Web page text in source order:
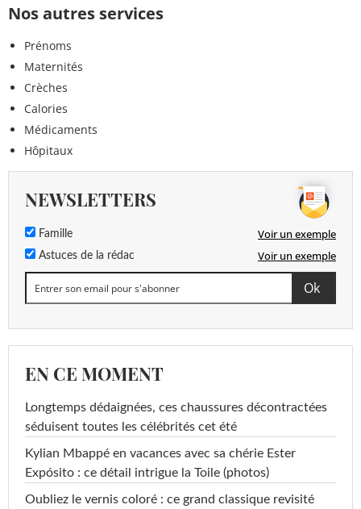
Nos autres services
Prénoms
Maternités
Crèches
Calories
Médicaments
Hôpitaux
NEWSLETTERS
Famille Voir un exemple
Astuces de la rédac Voir un exemple
EN CE MOMENT
Longtemps dédaignées, ces chaussures décontractées
séduisent toutes les célébrités cet été
Kylian Mbappé en vacances avec sa chérie Ester
Expósito : ce détail intrigue la Toile (photos)
Oubliez le vernis coloré : ce grand classique revisité